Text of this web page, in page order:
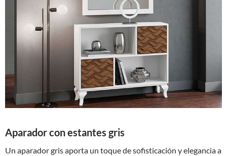
Aparador con estantes gris
Un aparador gris aporta un toque de sofisticación y elegancia a